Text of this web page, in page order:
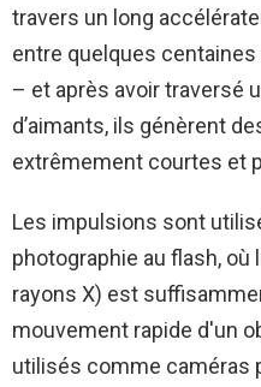
travers un long
entre quelques
– et après avoir traversé
d’aimants, ils génèrent
extrêmement courtes et
Les impulsions sont
photographie au flash,
rayons X) est
mouvement rapide d'un
utilisés comme caméras